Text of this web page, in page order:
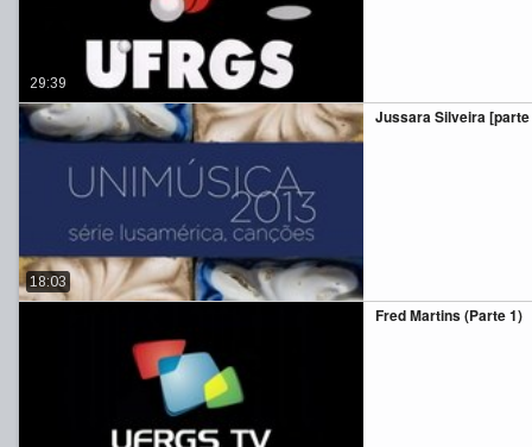
29:39
Jussara Silveira
18:03
Fred Martins (Parte 1)